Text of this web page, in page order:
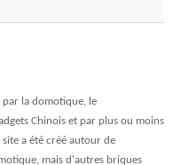
par la domotique, le
Chinois et par plus ou moins
a été créé autour de
mais d'autres briques